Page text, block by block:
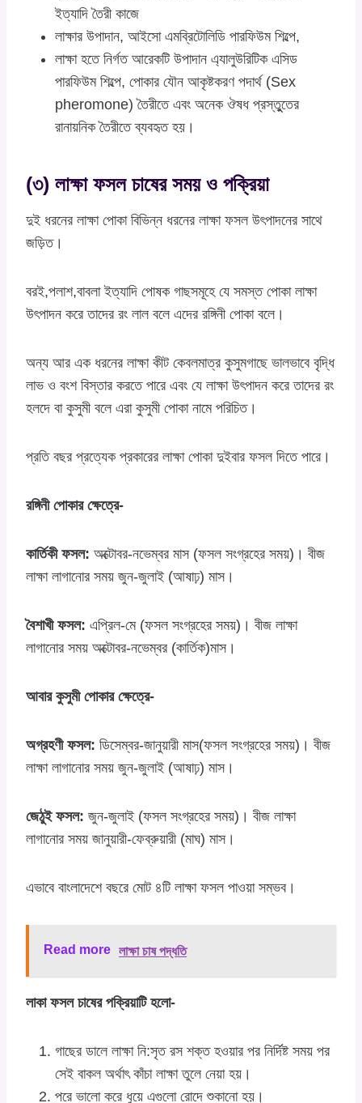
ইত্যাদি তৈরী কাজে
লাক্ষার উপাদান, আইসো এমব্রিটোলিডি পারফিউম শিল্পে,
লাক্ষা হতে নির্গত আরেকটি উপাদান এ্যালুউরিটিক এসিড
পারফিউম শিল্পে, পোকার যৌন আকৃষ্টকরণ পদার্থ (Sex
pheromone) তৈরীতে এবং অনেক ঔষধ প্রস্তুুতের
রানায়নিক তৈরীতে ব্যবহৃত হয়।
(৩) লাক্ষা ফসল চাষের সময় ও পক্রিয়া
দুই ধরনের লাক্ষা পোকা বিভিন্ন ধরনের লাক্ষা ফসল উৎপাদনের সাথে
জড়িত।
বরই,পলাশ,বাবলা ইত্যাদি পোষক গাছসমূহে যে সমস্ত পোকা লাক্ষা
উৎপাদন করে তাদের রং লাল বলে এদের রঙ্গিনী পোকা বলে।
অন্য আর এক ধরনের লাক্ষা কীট কেবলমাত্র কুসুমগাছে ভালভাবে বৃদ্ধি
লাভ ও বংশ বিস্তার করতে পারে এবং যে লাক্ষা উৎপাদন করে তাদের রং
হলদে বা কুসুমী বলে এরা কুসুমী পোকা নামে পরিচিত।
প্রতি বছর প্রত্যেক প্রকারের লাক্ষা পোকা দুইবার ফসল দিতে পারে।
রঙ্গিনী পোকার ক্ষেত্রে-
কার্তিকী ফসল: অক্টোবর-নভেম্বর মাস (ফসল সংগ্রহের সময়)। বীজ
লাক্ষা লাগানোর সময় জুন-জুলাই (আষাঢ়) মাস।
বৈশাখী ফসল: এপ্রিল-মে (ফসল সংগ্রহের সময়)। বীজ লাক্ষা
লাগানোর সময় অক্টোবর-নভেম্বর (কার্তিক)মাস।
আবার কুসুমী পোকার ক্ষেত্রে-
অগ্রহণী ফসল: ডিসেম্বর-জানুয়ারী মাস(ফসল সংগ্রহের সময়)। বীজ
লাক্ষা লাগানোর সময় জুন-জুলাই (আষাঢ়) মাস।
জেঠুই ফসল: জুন-জুলাই (ফসল সংগ্রহের সময়)। বীজ লাক্ষা
লাগানোর সময় জানুয়ারী-ফেব্রুয়ারী (মাঘ) মাস।
এভাবে বাংলাদেশে বছরে মোট ৪টি লাক্ষা ফসল পাওয়া সম্ভব।
Read more লাক্ষা চাষ পদ্ধতি
লাকা ফসল চাষের পক্রিয়াটি হলো-
গাছের ডালে লাক্ষা নি:সৃত রস শক্ত হওয়ার পর নির্দিষ্ট সময় পর
সেই বাকল অর্থাৎ কাঁচা লাক্ষা তুলে নেয়া হয়।
পরে ভালো করে ধুয়ে এগুলো রোদে শুকানো হয়।